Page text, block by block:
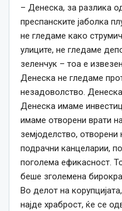
– Денеска, за разлика
преспанските јаболка
не гледаме како
улиците, не гледаме
зеленчук – тоа е
Денеска не гледаме
незадоволство.
Денеска имаме
имаме отворени врати
земјоделство,
подрачни канцеларии,
поголема ефикасност.
беше зголемена
Во делот на
најде храброст, ќе се